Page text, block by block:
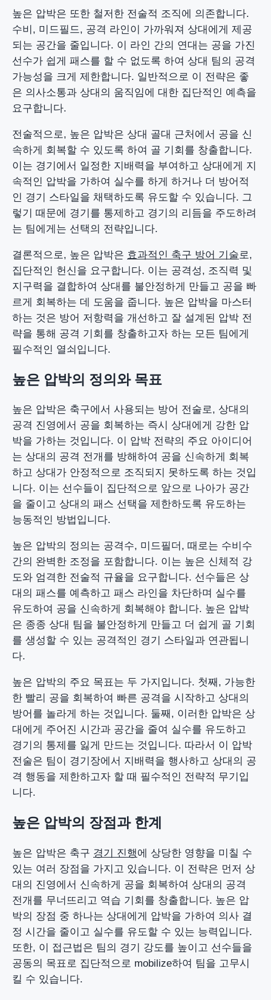
높은 압박은 또한 철저한 전술적 조직에 의존합니다.
수비, 미드필드, 공격 라인이 가까워져 상대에게 제공
되는 공간을 줄입니다. 이 라인 간의 연대는 공을 가진
선수가 쉽게 패스를 할 수 없도록 하여 상대 팀의 공격
가능성을 크게 제한합니다. 일반적으로 이 전략은 좋
은 의사소통과 상대의 움직임에 대한 집단적인 예측을
요구합니다.
전술적으로, 높은 압박은 상대 골대 근처에서 공을 신
속하게 회복할 수 있도록 하여 골 기회를 창출합니다.
이는 경기에서 일정한 지배력을 부여하고 상대에게 지
속적인 압박을 가하여 실수를 하게 하거나 더 방어적
인 경기 스타일을 채택하도록 유도할 수 있습니다. 그
렇기 때문에 경기를 통제하고 경기의 리듬을 주도하려
는 팀에게는 선택의 전략입니다.
결론적으로, 높은 압박은 효과적인 축구 방어 기술로,
집단적인 헌신을 요구합니다. 이는 공격성, 조직력 및
지구력을 결합하여 상대를 불안정하게 만들고 공을 빠
르게 회복하는 데 도움을 줍니다. 높은 압박을 마스터
하는 것은 방어 저항력을 개선하고 잘 설계된 압박 전
략을 통해 공격 기회를 창출하고자 하는 모든 팀에게
필수적인 열쇠입니다.
높은 압박의 정의와 목표
높은 압박은 축구에서 사용되는 방어 전술로, 상대의
공격 진영에서 공을 회복하는 즉시 상대에게 강한 압
박을 가하는 것입니다. 이 압박 전략의 주요 아이디어
는 상대의 공격 전개를 방해하여 공을 신속하게 회복
하고 상대가 안정적으로 조직되지 못하도록 하는 것입
니다. 이는 선수들이 집단적으로 앞으로 나아가 공간
을 줄이고 상대의 패스 선택을 제한하도록 유도하는
능동적인 방법입니다.
높은 압박의 정의는 공격수, 미드필더, 때로는 수비수
간의 완벽한 조정을 포함합니다. 이는 높은 신체적 강
도와 엄격한 전술적 규율을 요구합니다. 선수들은 상
대의 패스를 예측하고 패스 라인을 차단하며 실수를
유도하여 공을 신속하게 회복해야 합니다. 높은 압박
은 종종 상대 팀을 불안정하게 만들고 더 쉽게 골 기회
를 생성할 수 있는 공격적인 경기 스타일과 연관됩니
다.
높은 압박의 주요 목표는 두 가지입니다. 첫째, 가능한
한 빨리 공을 회복하여 빠른 공격을 시작하고 상대의
방어를 놀라게 하는 것입니다. 둘째, 이러한 압박은 상
대에게 주어진 시간과 공간을 줄여 실수를 유도하고
경기의 통제를 잃게 만드는 것입니다. 따라서 이 압박
전술은 팀이 경기장에서 지배력을 행사하고 상대의 공
격 행동을 제한하고자 할 때 필수적인 전략적 무기입
니다.
높은 압박의 장점과 한계
높은 압박은 축구 경기 진행에 상당한 영향을 미칠 수
있는 여러 장점을 가지고 있습니다. 이 전략은 먼저 상
대의 진영에서 신속하게 공을 회복하여 상대의 공격
전개를 무너뜨리고 역습 기회를 창출합니다. 높은 압
박의 장점 중 하나는 상대에게 압박을 가하여 의사 결
정 시간을 줄이고 실수를 유도할 수 있는 능력입니다.
또한, 이 접근법은 팀의 경기 강도를 높이고 선수들을
공동의 목표로 집단적으로 mobilize하여 팀을 고무시
킬 수 있습니다.